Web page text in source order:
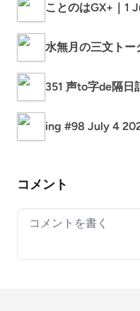
ことのはGX+｜1
水無月の三文ト
351 声to字de隔日
ing #98 July 4
コメント
Your comment